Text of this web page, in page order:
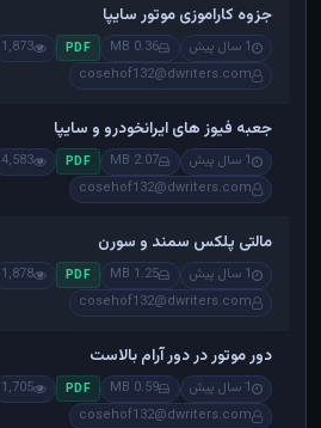
جزوه کاراموزی موتور سایپا
1 سال پیش 0.36 MB
PDF
1,873
cosehof132@dwriters.com
جعبه فیوز های ایرانخودرو و سایپا
1 سال پیش 2.07 MB
PDF
4,583
cosehof132@dwriters.com
مالتی پلکس سمند و سورن
1 سال پیش 1.25 MB
PDF
1,878
cosehof132@dwriters.com
دور موتور در دور آرام بالاست
1 سال پیش 0.59 MB
PDF
1,705
cosehof132@dwriters.com